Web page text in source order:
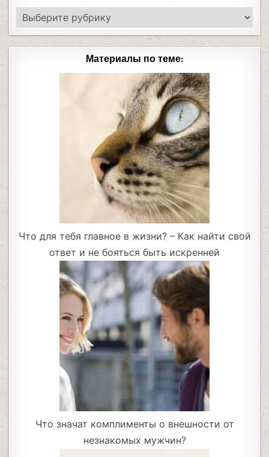
Материалы по теме:
Что для тебя главное в жизни? – Как найти свой
ответ и не бояться быть искренней
Что значат комплименты о внешности от
незнакомых мужчин?